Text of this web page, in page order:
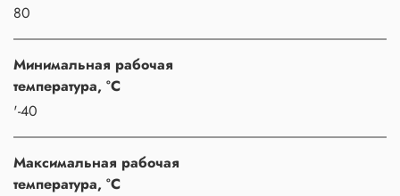
80
Минимальная рабочая
температура, °C
'-40
Максимальная рабочая
температура, °C